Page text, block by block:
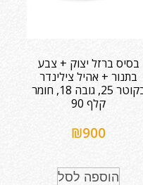
בסיס ברזל יצוק + צבע
בתנור + אהיל צילינדר
בקוטר 25, גובה 18, חומר
קלף 90
₪900
הוספה לסל